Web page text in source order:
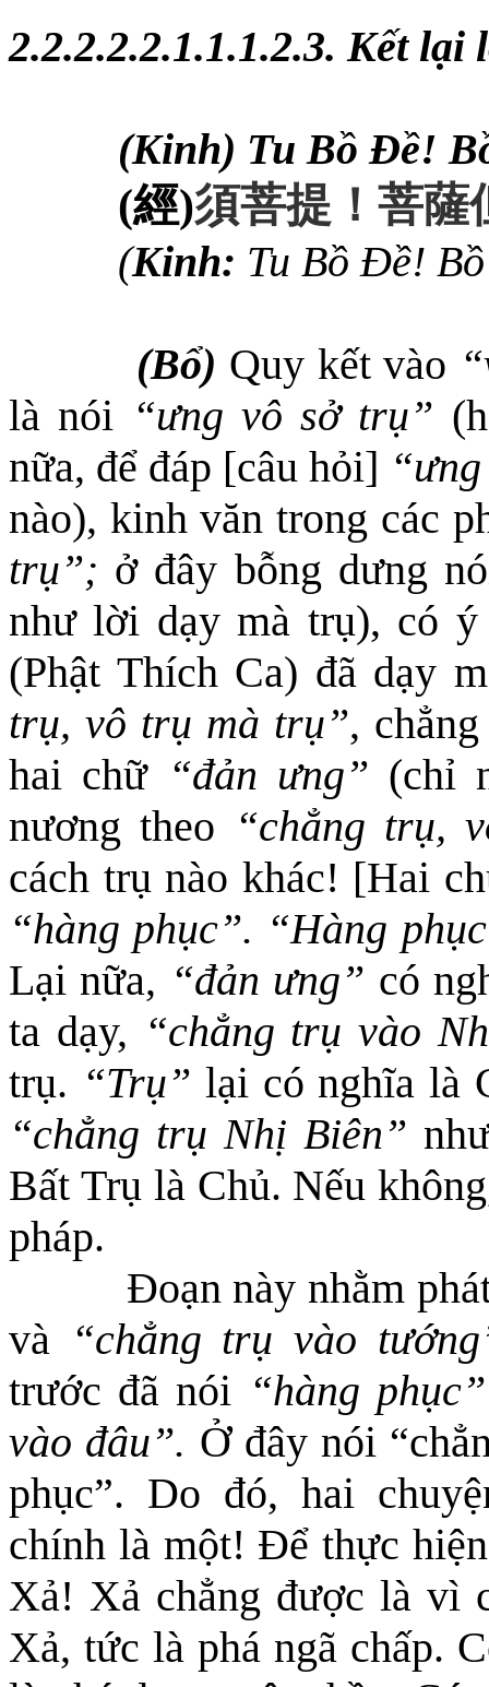
2.2.2.2.2.1.1.1.2.3. Kết lại
(Kinh) Tu Bồ Đề!
(經)須菩提 ！ 菩薩
(Kinh: Tu Bồ Đề!
(Bổ) Quy kết vào
là nói “ưng vô sở trụ”
nữa, để đáp [câu hỏi]
nào), kinh văn trong các
trụ”; ở đây bỗng dưng
như lời dạy mà trụ), có
(Phật Thích Ca) đã dạy
trụ, vô trụ mà trụ”,
hai chữ “đản ưng” (chỉ
nương theo “chẳng trụ,
cách trụ nào khác! [Hai
“hàng phục”. “Hàng
Lại nữa, “đản ưng” có
ta dạy, “chẳng trụ vào
trụ. “Trụ” lại có nghĩa là
“chẳng trụ Nhị Biên”
Bất Trụ là Chủ. Nếu
pháp.
Đoạn này nhằm
và “chẳng trụ vào
trước đã nói “hàng phục”
vào đâu”. Ở đây nói
phục”. Do đó, hai
chính là một! Để thực
Xả! Xả chẳng được là vì
Xả, tức là phá ngã chấp.